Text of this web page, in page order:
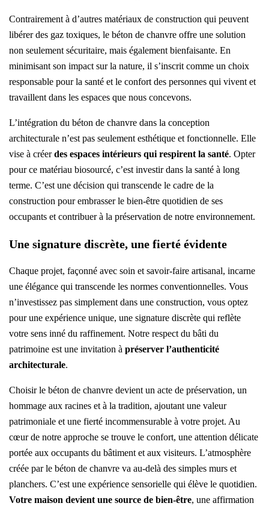
Contrairement à d’autres matériaux de construction qui peuvent
libérer des gaz toxiques, le béton de chanvre offre une solution
non seulement sécuritaire, mais également bienfaisante. En
minimisant son impact sur la nature, il s’inscrit comme un choix
responsable pour la santé et le confort des personnes qui vivent et
travaillent dans les espaces que nous concevons.
L’intégration du béton de chanvre dans la conception
architecturale n’est pas seulement esthétique et fonctionnelle. Elle
vise à créerdes espaces intérieurs qui respirent la santé. Opter
pour ce matériau biosourcé, c’est investir dans la santé à long
terme. C’est une décision qui transcende le cadre de la
construction pour embrasser le bien-être quotidien de ses
occupants et contribuer à la préservation de notre environnement.
Une signature discrète, une fierté évidente​
Chaque projet, façonné avec soin et savoir-faire artisanal, incarne
une élégance qui transcende les normes conventionnelles. Vous
n’investissez pas simplement dans une construction, vous optez
pour une expérience unique, une signature discrète qui reflète
votre sens inné du raffinement. Notre respect du bâti du
patrimoine est une invitation à préserver l’authenticité
architecturale.
Choisir le béton de chanvre devient un acte de préservation, un
hommage aux racines et à la tradition, ajoutant une valeur
patrimoniale et une fierté incommensurable à votre projet. Au
cœur de notre approche se trouve le confort, une attention délicate
portée aux occupants du bâtiment et aux visiteurs. L’atmosphère
créée par le béton de chanvre va au-delà des simples murs et
planchers. C’est une expérience sensorielle qui élève le quotidien.
Votre maison devient une source de bien-être, une affirmation